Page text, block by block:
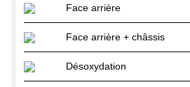
Face arrière
Face arrière + châssis
Désoxydation